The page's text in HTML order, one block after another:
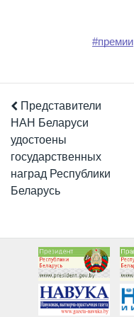
#премии
Представители
НАН Беларуси
удостоены
государственных
наград Республики
Беларусь